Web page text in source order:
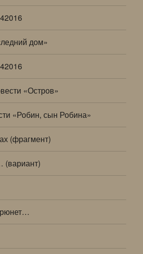
дом»
«Остров»
«Робин, сын Робина»
(фрагмент)